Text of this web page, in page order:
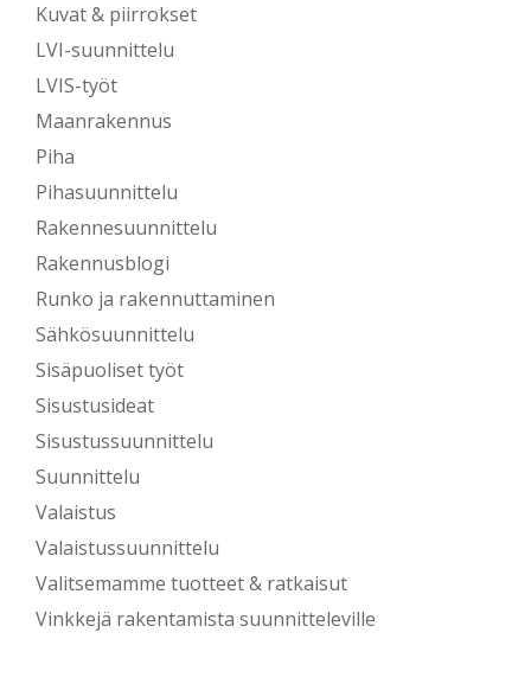
Kuvat & piirrokset
LVI-suunnittelu
LVIS-työt
Maanrakennus
Piha
Pihasuunnittelu
Rakennesuunnittelu
Rakennusblogi
Runko ja rakennuttaminen
Sähkösuunnittelu
Sisäpuoliset työt
Sisustusideat
Sisustussuunnittelu
Suunnittelu
Valaistus
Valaistussuunnittelu
Valitsemamme tuotteet & ratkaisut
Vinkkejä rakentamista suunnitteleville